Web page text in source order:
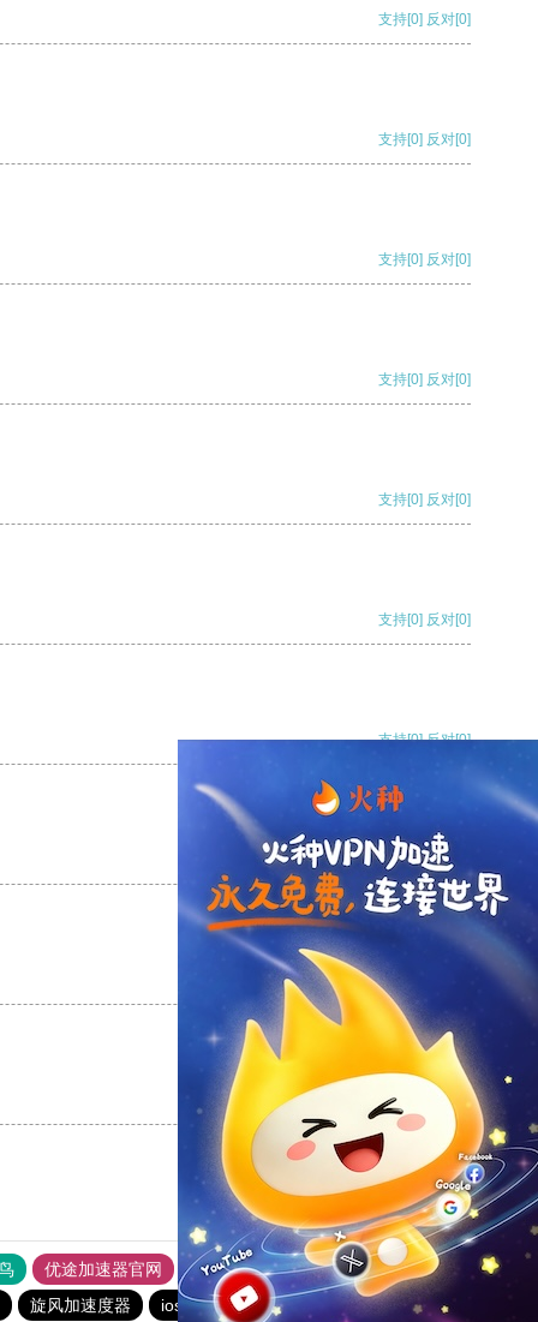
支持[0] 反对[0]
支持[0] 反对[0]
支持[0] 反对[0]
支持[0] 反对[0]
支持[0] 反对[0]
支持[0] 反对[0]
支持[0] 反对[0]
支持[0] 反对
支持
支持 反对 [0]
优途加速器官网 风驰加速器 旋风加速器
八戒看书
旋风加速度器 ios加速器 旋风加速度器 outline